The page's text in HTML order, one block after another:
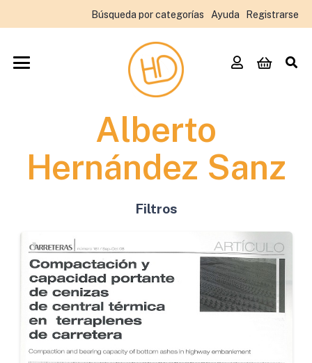
Búsqueda por categorías Ayuda Registrarse
Alberto
Hernández Sanz
Filtros